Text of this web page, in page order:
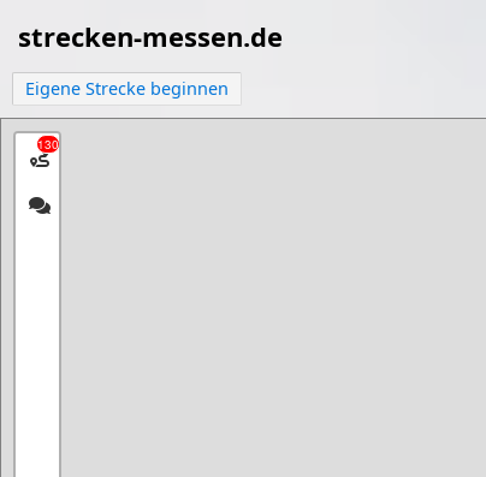
strecken-messen.de
Eigene Strecke beginnen
130